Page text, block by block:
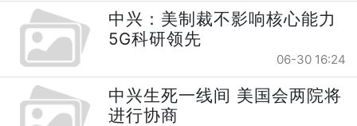
中兴：美制裁不影响核心能力
5G科研领先
06-30 16:24
中兴生死一线间 美国会两院将
进行协商